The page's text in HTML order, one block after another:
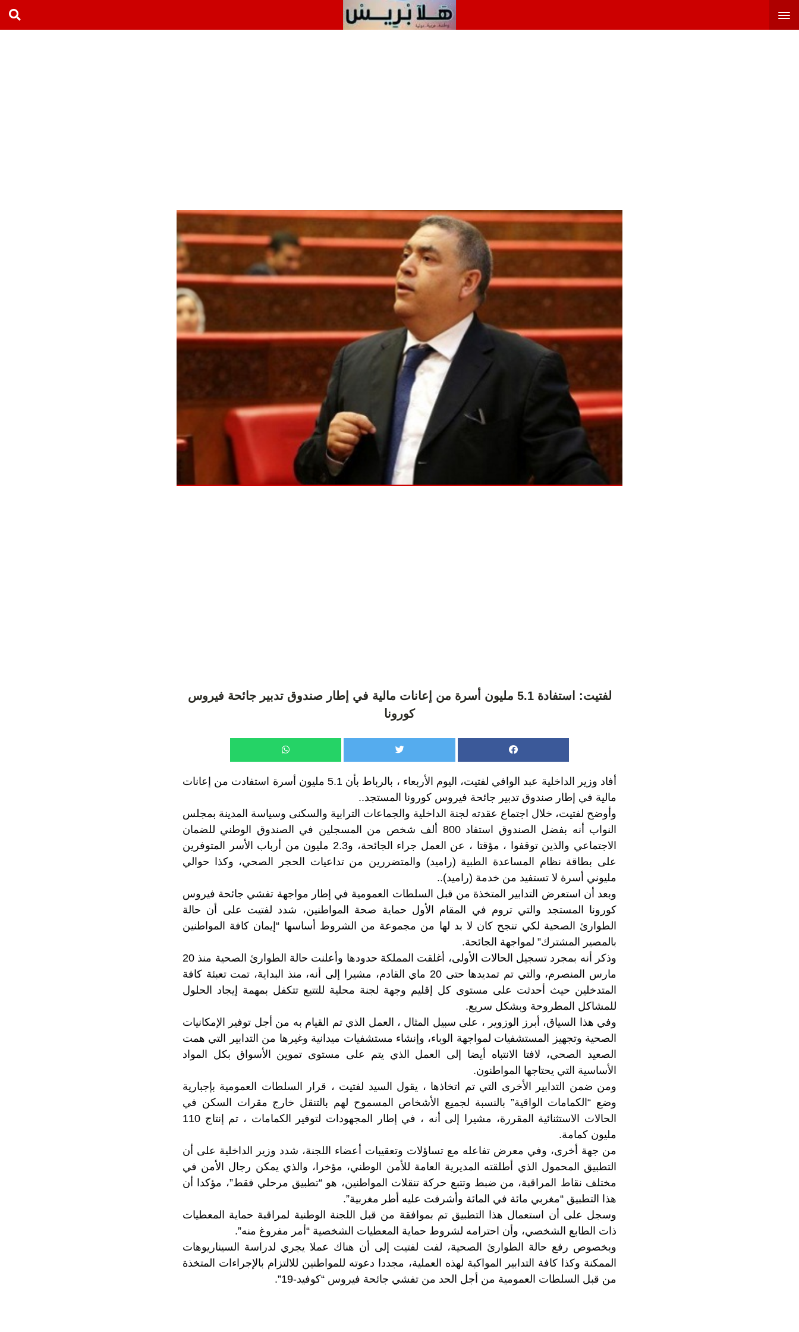
لفتيت: استفادة 5.1 مليون أسرة من إعانات مالية في إطار صندوق تدبير جائحة فيروس
كورونا
أفاد وزير الداخلية عبد الوافي لفتيت، اليوم الأربعاء ، بالرباط بأن 5.1 مليون أسرة استفادت من إعانات
مالية في إطار صندوق تدبير جائحة فيروس كورونا المستجد..
وأوضح لفتيت، خلال اجتماع عقدته لجنة الداخلية والجماعات الترابية والسكنى وسياسة المدينة بمجلس
النواب أنه بفضل الصندوق استفاد 800 ألف شخص من المسجلين في الصندوق الوطني للضمان
الاجتماعي والذين توقفوا ، مؤقتا ، عن العمل جراء الجائحة، و2.3 مليون من أرباب الأسر المتوفرين
على بطاقة نظام المساعدة الطبية (راميد) والمتضررين من تداعيات الحجر الصحي، وكذا حوالي
مليوني أسرة لا تستفيد من خدمة (راميد)..
وبعد أن استعرض التدابير المتخذة من قبل السلطات العمومية في إطار مواجهة تفشي جائحة فيروس
كورونا المستجد والتي تروم في المقام الأول حماية صحة المواطنين، شدد لفتيت على أن حالة
الطوارئ الصحية لكي تنجح كان لا بد لها من مجموعة من الشروط أساسها “إيمان كافة المواطنين
بالمصير المشترك” لمواجهة الجائحة.
وذكر أنه بمجرد تسجيل الحالات الأولى، أغلقت المملكة حدودها وأعلنت حالة الطوارئ الصحية منذ 20
مارس المنصرم، والتي تم تمديدها حتى 20 ماي القادم، مشيرا إلى أنه، منذ البداية، تمت تعبئة كافة
المتدخلين حيث أحدثت على مستوى كل إقليم وجهة لجنة محلية للتتبع تتكفل بمهمة إيجاد الحلول
للمشاكل المطروحة وبشكل سريع.
وفي هذا السياق، أبرز الوزوير ، على سبيل المثال ، العمل الذي تم القيام به من أجل توفير الإمكانيات
الصحية وتجهيز المستشفيات لمواجهة الوباء، وإنشاء مستشفيات ميدانية وغيرها من التدابير التي همت
الصعيد الصحي، لافتا الانتباه أيضا إلى العمل الذي يتم على مستوى تموين الأسواق بكل المواد
الأساسية التي يحتاجها المواطنون.
ومن ضمن التدابير الأخرى التي تم اتخاذها ، يقول السيد لفتيت ، قرار السلطات العمومية بإجبارية
وضع “الكمامات الواقية” بالنسبة لجميع الأشخاص المسموح لهم بالتنقل خارج مقرات السكن في
الحالات الاستثنائية المقررة، مشيرا إلى أنه ، في إطار المجهودات لتوفير الكمامات ، تم إنتاج 110
مليون كمامة.
من جهة أخرى، وفي معرض تفاعله مع تساؤلات وتعقيبات أعضاء اللجنة، شدد وزير الداخلية على أن
التطبيق المحمول الذي أطلقته المديرية العامة للأمن الوطني، مؤخرا، والذي يمكن رجال الأمن في
مختلف نقاط المراقبة، من ضبط وتتبع حركة تنقلات المواطنين، هو “تطبيق مرحلي فقط”، مؤكدا أن
هذا التطبيق “مغربي مائة في المائة وأشرفت عليه أطر مغربية”.
وسجل على أن استعمال هذا التطبيق تم بموافقة من قبل اللجنة الوطنية لمراقبة حماية المعطيات
ذات الطابع الشخصي، وأن احترامه لشروط حماية المعطيات الشخصية “أمر مفروغ منه”.
وبخصوص رفع حالة الطوارئ الصحية، لفت لفتيت إلى أن هناك عملا يجري لدراسة السيناريوهات
الممكنة وكذا كافة التدابير المواكبة لهذه العملية، مجددا دعوته للمواطنين للالتزام بالإجراءات المتخذة
من قبل السلطات العمومية من أجل الحد من تفشي جائحة فيروس “كوفيد-19”.